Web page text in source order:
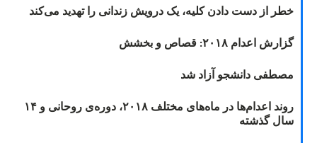
خطر از دست دادن کلیه، یک درویش زندانی را تهدید می‌کند
گزارش اعدام ۲۰۱۸: قصاص و بخشش
مصطفی دانشجو آزاد شد
روند اعدام‌ها در ماه‌های مختلف ۲۰۱۸، دوره‌ی روحانی و ۱۴
سال گذشته